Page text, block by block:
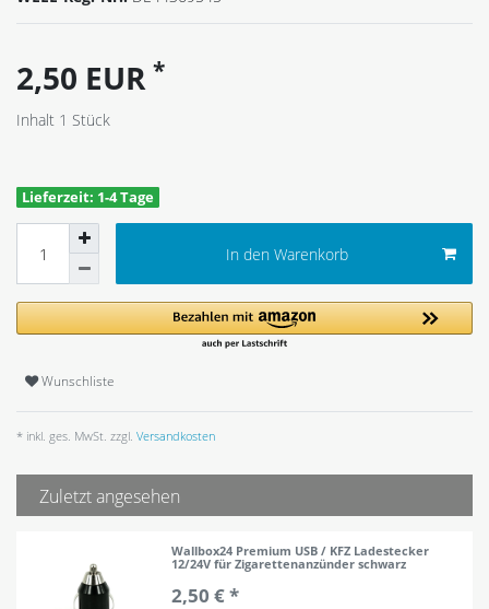
2,50 EUR *
Inhalt 1 Stück
Lieferzeit: 1-4 Tage
In den Warenkorb
Wunschliste
* inkl. ges. MwSt. zzgl. Versandkosten
Zuletzt angesehen
Wallbox24 Premium USB / KFZ Ladestecker
12/24V für Zigarettenanzünder schwarz
2,50 € *